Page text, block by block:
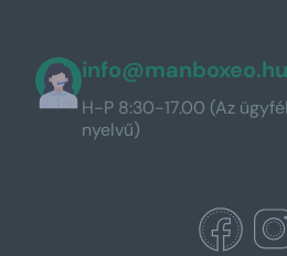
info@manboxeo.hu
H-P 8:30-17.00 (Az
nyelvű)